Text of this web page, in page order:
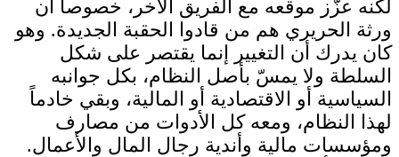
لكنه عزّز موقعه مع الفريق الآخر، خصوصاً أن
ورثة الحريري هم من قادوا الحقبة الجديدة. وهو
كان يدرك أن التغيير إنما يقتصر على شكل
السلطة ولا يمسّ بأصل النظام، بكل جوانبه
السياسية أو الاقتصادية أو المالية، وبقي خادماً
لهذا النظام، ومعه كل الأدوات من مصارف
ومؤسسات مالية وأندية رجال المال والأعمال.